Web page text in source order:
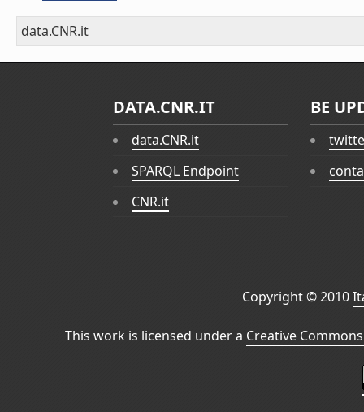
data.CNR.it
DATA.CNR.IT
data.CNR.it
SPARQL Endpoint
CNR.it
BE
Copyright © 2010
This work is licensed under a Creative